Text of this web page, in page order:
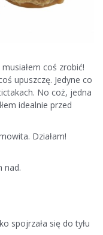
coś zrobić!
upuszczę. Jedyne co
No coż, jedna
idealnie przed
Działam!
nad.
spojrzała się do tyłu